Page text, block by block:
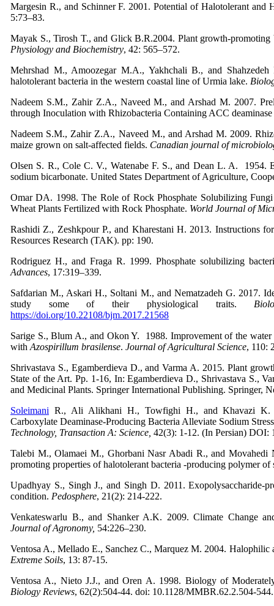
Margesin R., and Schinner F. 2001. Potential of Halotolerant
5:73–83.
Mayak S., Tirosh T., and Glick B.R.2004. Plant growth-promoting
Physiology and Biochemistry, 42: 565–572.
Mehrshad M., Amoozegar M.A., Yakhchali B., and
halotolerant bacteria in the western coastal line of Urmia lake.
Nadeem S.M., Zahir Z.A., Naveed M., and Arshad M. 2007.
through Inoculation with Rhizobacteria Containing ACC
Nadeem S.M., Zahir Z.A., Naveed M., and Arshad M. 2009.
maize grown on salt-affected fields. Canadian journal of
Olsen S. R., Cole C. V., Watenabe F. S., and Dean L. A. 1954.
sodium bicarbonate. United States Department of Agriculture,
Omar DA. 1998. The Role of Rock Phosphate Solubilizing
Wheat Plants Fertilized with Rock Phosphate. World Journal of
Rashidi Z., Zeshkpour P., and Kharestani H. 2013. Instructions
Resources Research (TAK). pp: 190.
Rodriguez H., and Fraga R. 1999. Phosphate solubilizing
Advances, 17:319–339.
Safdarian M., Askari H., Soltani M., and Nematzadeh G. 2017.
study some of their physiological traits.
https://doi.org/10.22108/bjm.2017.21568
Sarige S., Blum A., and Okon Y. 1988. Improvement of the
with Azospirillum brasilense. Journal of Agricultural Science, 110:
Shrivastava S., Egamberdieva D., and Varma A. 2015. Plant
State of the Art. Pp. 1-16, In: Egamberdieva D., Shrivastava S.,
and Medicinal Plants. Springer International Publishing. Springer,
Soleimani R., Ali Alikhani H., Towfighi H., and Khavazi K.
Carboxylate Deaminase-Producing Bacteria Alleviate Sodium
Technology, Transaction A: Science, 42(3): 1-12. (In Persian) DOI:
Talebi M., Olamaei M., Ghorbani Nasr Abadi R., and
promoting properties of halotolerant bacteria -producing polymer of
Upadhyay S., Singh J., and Singh D. 2011. Exopolysaccharide-
condition. Pedosphere, 21(2): 214-222.
Venkateswarlu B., and Shanker A.K. 2009. Climate Change
Journal of Agronomy, 54:226–230.
Ventosa A., Mellado E., Sanchez C., Marquez M. 2004.
Extreme Soils, 13: 87-15.
Ventosa A., Nieto J.J., and Oren A. 1998. Biology of
Biology Reviews, 62(2):504-44. doi: 10.1128/MMBR.62.2.504-